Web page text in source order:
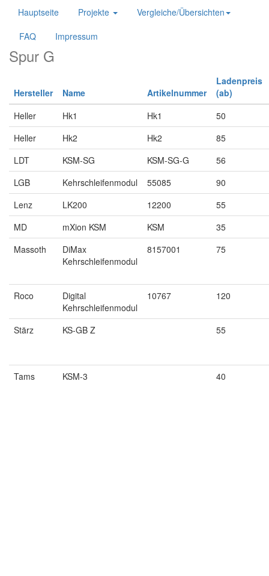
Hauptseite Projekte
Vergleiche/Übersichten
FAQ
Impressum
Spur G
Hersteller Name Artikelnummer
Ladenpreis
(ab)
Heller
Hk1 Hk1
50
Heller
Hk2 Hk2
85
LDT
KSM-SG KSM-SG-G
56
LGB
Kehrschleifenmodul 55085
90
Lenz
LK200 12200
55
MD
mXion KSM KSM
35
Massoth
DiMax
Kehrschleifenmodul
8157001 75
Roco
Digital
Kehrschleifenmodul
10767 120
Stärz KS-GB Z 55
Tams KSM-3 40